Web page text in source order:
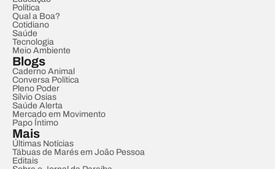
Política
Qual a Boa?
Cotidiano
Saúde
Tecnologia
Meio Ambiente
Blogs
Caderno Animal
Conversa Política
Pleno Poder
Sílvio Osias
Saúde Alerta
Mercado em Movimento
Papo Íntimo
Mais
Últimas Notícias
Tábuas de Marés em João Pessoa
Editais